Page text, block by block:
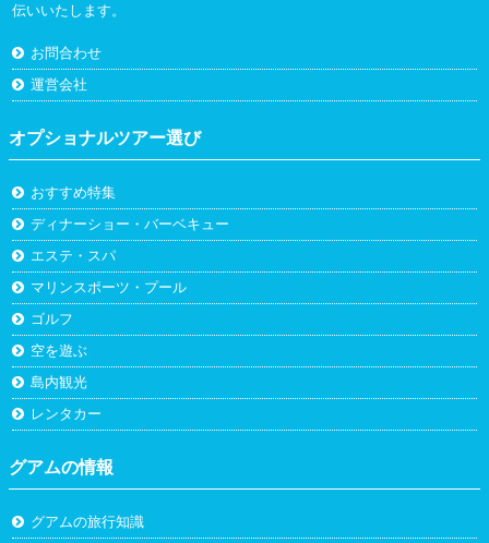
伝いいたします。
お問合わせ
運営会社
オプショナルツアー選び
おすすめ特集
ディナーショー・バーベキュー
エステ・スパ
マリンスポーツ・プール
ゴルフ
空を遊ぶ
島内観光
レンタカー
グアムの情報
グアムの旅行知識